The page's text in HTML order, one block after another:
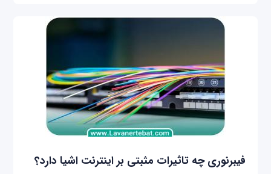
فیبرنوری چه تاثیرات مثبتی بر اینترنت اشیا دارد؟